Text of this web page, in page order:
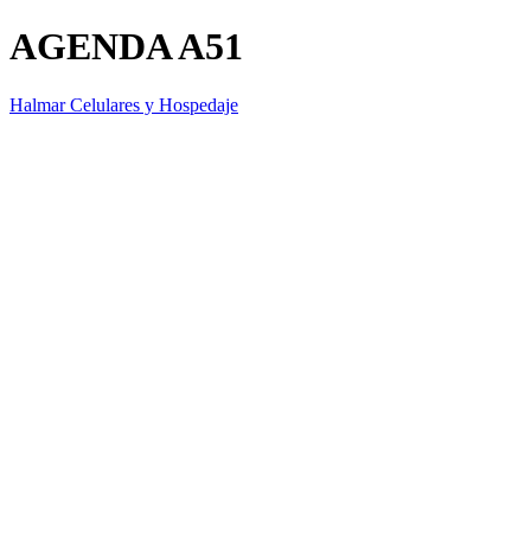
AGENDA A51
Halmar Celulares y Hospedaje